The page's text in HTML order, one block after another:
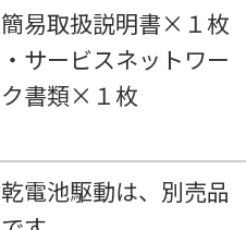
簡易取扱説明書×１枚
・サービスネットワー
ク書類×１枚
乾電池駆動は、別売品